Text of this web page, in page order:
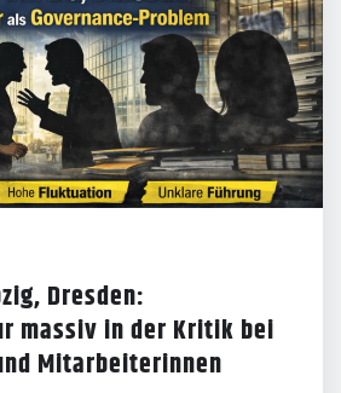
Dresden:
massiv in der Kritik bei
Mitarbeiterinnen